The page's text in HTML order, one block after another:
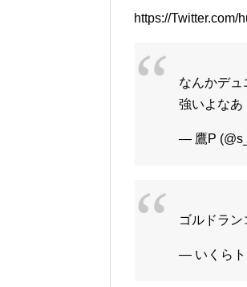
https://Twitter.com/
なんかデ
強いよな
— 鷹P
ゴルドラ
— いくらト